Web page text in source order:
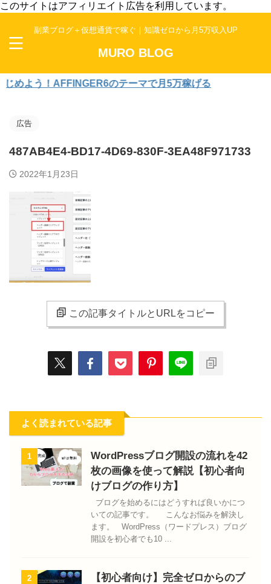
このサイトはアフィリエイト広告を利用しています。
副業ブログ＋仮想通貨で稼ぐ｜知識ゼロから月5万収入UP
MURO BLOG
う！AFFINGER6のテーマで月5万稼げる
広告
487AB4E4-BD17-4D69-830F-3EA48F971733
2022年1月23日
この記事タイトルとURLをコピー
よく読まれている記事
1
WordPressブログ開設の流れを42
枚の画像を使って解説【初心者向
けブログの作り方】
ブログを始めるにはどうすれば良いかにつ
いての記事です。 こんなお悩みを解決し
ます。 WordPress（ワードプレス）ブログ
開設を初心者でも10 ...
2
【初心者向け】完全ゼロからのブ